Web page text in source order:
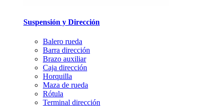
Suspensión y Dirección
Balero rueda
Barra dirección
Brazo auxiliar
Caja dirección
Horquilla
Maza de rueda
Rótula
Terminal dirección